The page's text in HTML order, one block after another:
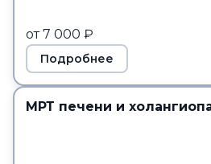
от 7 000 ₽
Подробнее
МРТ печени и